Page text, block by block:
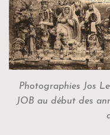
Photographies Jos
JOB au début des